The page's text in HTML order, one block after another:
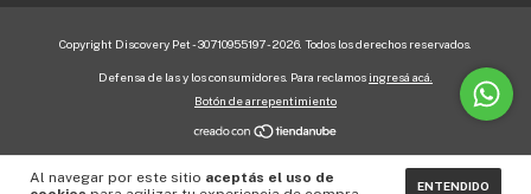
Al navegar por este sitio aceptás el uso de
ENTENDIDO
Copyright Discovery Pet - 30710955197 - 2026. Todos los derechos reservados.
Defensa de las y los consumidores. Para reclamos ingresá acá.
Botón de arrepentimiento